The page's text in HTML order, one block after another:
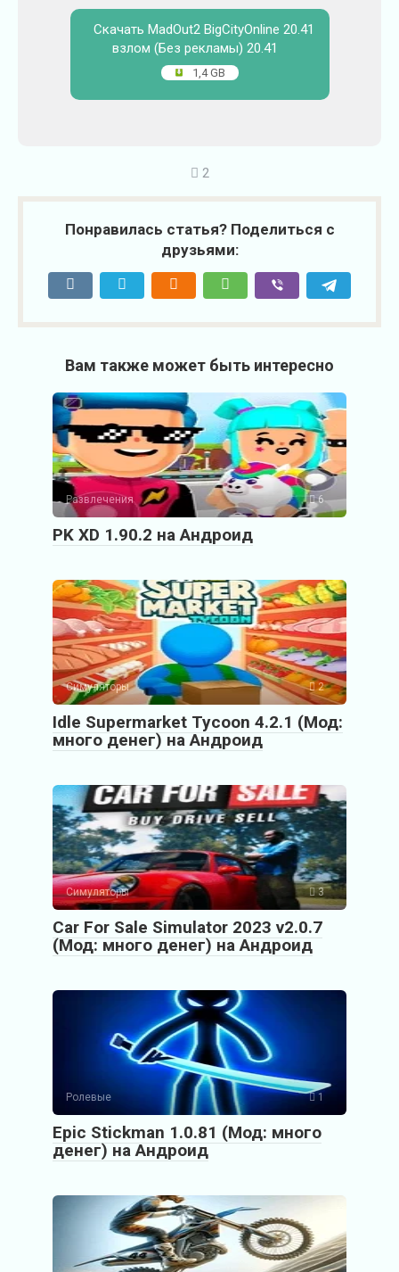
Скачать MadOut2 BigCityOnline 20.41
взлом (Без рекламы) 20.41
1,4 GB
2
Понравилась статья? Поделиться с
друзьями:
Вам также может быть интересно
Развлечения 6
PK XD 1.90.2 на Андроид
Симуляторы 2
Idle Supermarket Tycoon 4.2.1 (Мод:
много денег) на Андроид
Симуляторы 3
Car For Sale Simulator 2023 v2.0.7
(Мод: много денег) на Андроид
Ролевые 1
Epic Stickman 1.0.81 (Мод: много
денег) на Андроид